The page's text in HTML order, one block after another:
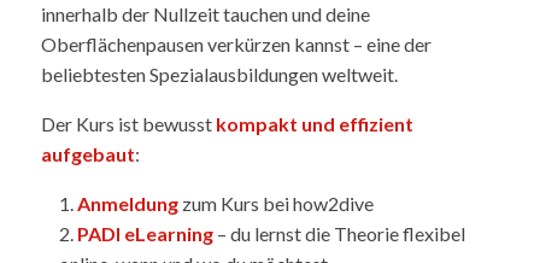
innerhalb der Nullzeit tauchen und deine
Oberflächenpausen verkürzen kannst – eine der
beliebtesten Spezialausbildungen weltweit.
Der Kurs ist bewusst kompakt und effizient
aufgebaut:
Anmeldungzum Kurs bei how2dive
PADI eLearning– du lernst die Theorie flexibel